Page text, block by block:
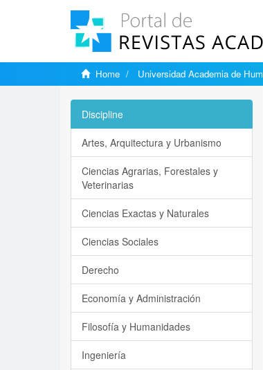
Home Universidad Academia de
Discipline
Artes, Arquitectura y Urbanismo
Ciencias Agrarias, Forestales y
Veterinarias
Ciencias Exactas y Naturales
Ciencias Sociales
Derecho
Economía y Administración
Filosofía y Humanidades
Ingeniería